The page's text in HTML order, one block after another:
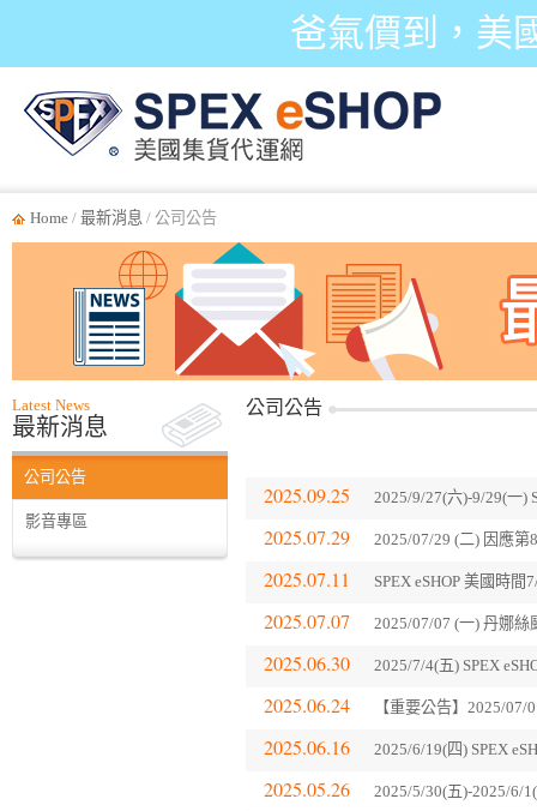
爸氣價到，美
Home / 最新消息 / 公司公告
Latest News
最新消息
公司公告
影音專區
公司公告
2025.09.25 2025/9/27(六)-9/29(一)
2025.07.29 2025/07/29 (二) 因應
2025.07.11 SPEX eSHOP 美國時
2025.07.07 2025/07/07 (一) 丹娜
2025.06.30 2025/7/4(五) SPEX
2025.06.24 【重要公告】2025/07/
2025.06.16 2025/6/19(四) SPEX
2025.05.26 2025/5/30(五)-2025/6/